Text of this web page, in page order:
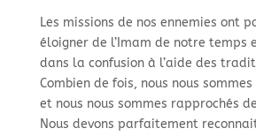
Les missions de nos ennemies ont
éloigner de l’Imam de notre temps
dans la confusion à l’aide des
Combien de fois, nous nous
et nous nous sommes rapprochés
Nous devons parfaitement